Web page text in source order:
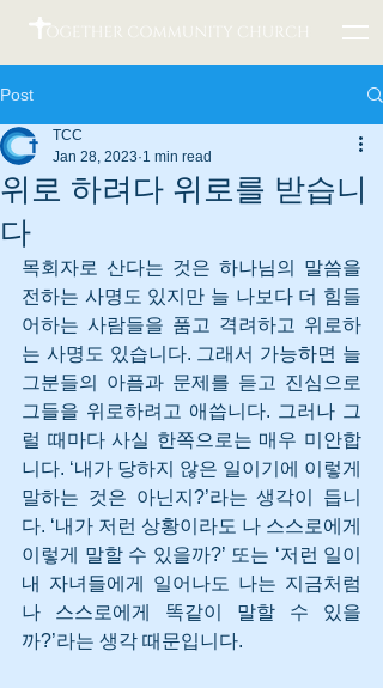
Post
위로 하려다 위로를 받습니
다
TCC
Jan 28, 2023 1 min read
목회자로 산다는 것은 하나님의 말씀을
전하는 사명도 있지만 늘 나보다 더 힘들
어하는 사람들을 품고 격려하고 위로하
는 사명도 있습니다. 그래서 가능하면 늘
그분들의 아픔과 문제를 듣고 진심으로
그들을 위로하려고 애씁니다. 그러나 그
럴 때마다 사실 한쪽으로는 매우 미안합
니다. ‘내가 당하지 않은 일이기에 이렇게
말하는 것은 아닌지?’라는 생각이 듭니
다. ‘내가 저런 상황이라도 나 스스로에게
이렇게 말할 수 있을까?’ 또는 ‘저런 일이
내 자녀들에게 일어나도 나는 지금처럼
나 스스로에게 똑같이 말할 수 있을
까?’라는 생각 때문입니다.